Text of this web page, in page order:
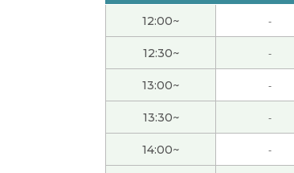
( 40代 女性 )
真是好久不见了。 我很高兴能再
今日も先生とフリートークでき
很高兴认识老师 老师分享给我的
12:00~ -
12:30~ -
13:00~ -
13:30~ -
14:00~ -